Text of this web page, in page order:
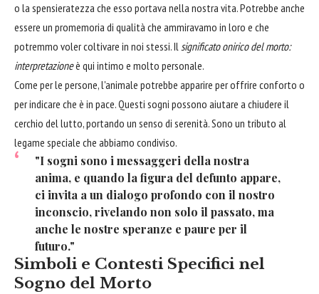
o la spensieratezza che esso portava nella nostra vita. Potrebbe anche
essere un promemoria di qualità che ammiravamo in loro e che
potremmo voler coltivare in noi stessi. Ilsignificato onirico del morto:
interpretazioneè qui intimo e molto personale.
Come per le persone, l'animale potrebbe apparire per offrire conforto o
per indicare che è in pace. Questi sogni possono aiutare a chiudere il
cerchio del lutto, portando un senso di serenità. Sono un tributo al
legame speciale che abbiamo condiviso.
"I sogni sono i messaggeri della nostra
anima, e quando la figura del defunto appare,
ci invita a un dialogo profondo con il nostro
inconscio, rivelando non solo il passato, ma
anche le nostre speranze e paure per il
futuro."
Simboli e Contesti Specifici nel
Sogno del Morto